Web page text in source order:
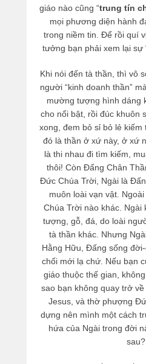
giáo nào cũng “trung tín
mọi phương diện hành
trong niềm tin. Để rồi quí
tưởng bạn phải xem lại sự
Khi nói đến tà thần, thì vô
người “kinh doanh thần”
mường tượng hình dáng
cho nổi bật, rồi đúc khuôn
xong, đem bỏ sỉ bỏ lẻ kiếm
đó là thần ở xứ này, ở xứ
là thi nhau đi tìm kiếm,
thôi! Còn Đấng Chân
Đức Chúa Trời, Ngài là
muôn loài vạn vật.
Chúa Trời nào khác. Ngài
tượng, gỗ, đá, do loài
tà thần khác. Nhưng
Hằng Hữu, Đấng sống
chối mới lạ chứ. Nếu bạn
giáo thuộc thế gian,
sao bạn không quay trở
Jesus, và thờ phượng
dựng nên mình một cách
hứa của Ngài trong đời
sau?